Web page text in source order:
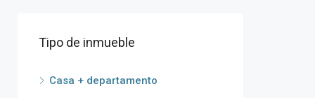
Tipo de inmueble
Casa + departamento